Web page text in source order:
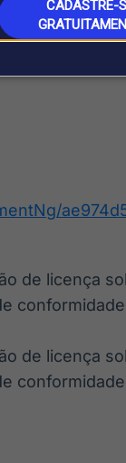
CADASTRE-
conquistar